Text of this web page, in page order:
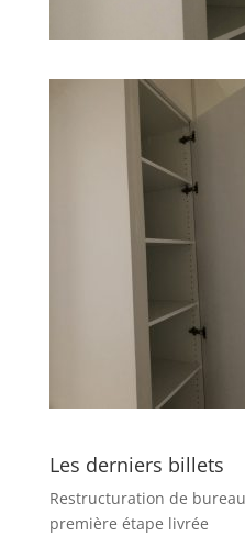
Les derniers billets
Restructuration de
première étape livrée